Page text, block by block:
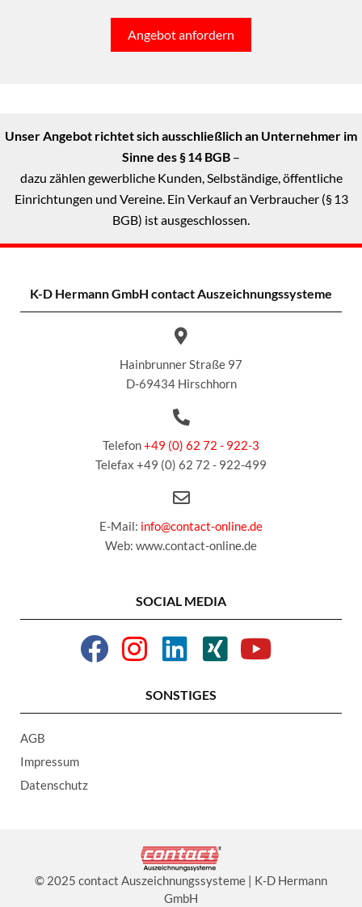
Angebot anfordern
Unser Angebot richtet sich ausschließlich an Unternehmer im
Sinne des § 14 BGB –
dazu zählen gewerbliche Kunden, Selbständige, öffentliche
Einrichtungen und Vereine. Ein Verkauf an Verbraucher (§ 13
BGB) ist ausgeschlossen.
K-D Hermann GmbH contact Auszeichnungssysteme
Hainbrunner Straße 97
D-69434 Hirschhorn
Telefon+49 (0) 62 72 - 922-3
Telefax +49 (0) 62 72 - 922-499
E-Mail: info@contact-online.de
Web: www.contact-online.de
SOCIAL MEDIA
SONSTIGES
AGB
Impressum
Datenschutz
© 2025 contact Auszeichnungssysteme | K-D Hermann
GmbH